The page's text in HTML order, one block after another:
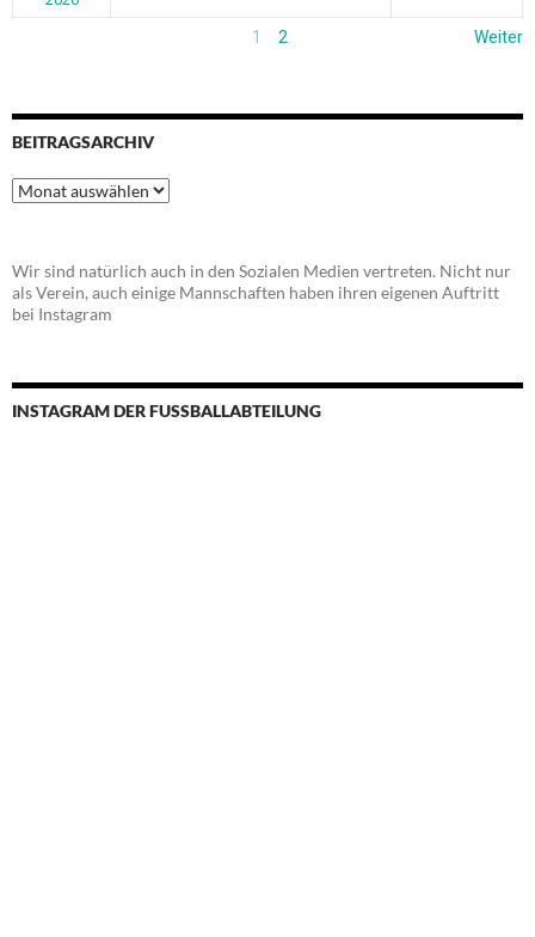
1 2 Weiter
BEITRAGSARCHIV
Beitragsarchiv
Wir sind natürlich auch in den Sozialen Medien vertreten. Nicht nur
als Verein, auch einige Mannschaften haben ihren eigenen Auftritt
bei Instagram
INSTAGRAM DER FUSSBALLABTEILUNG